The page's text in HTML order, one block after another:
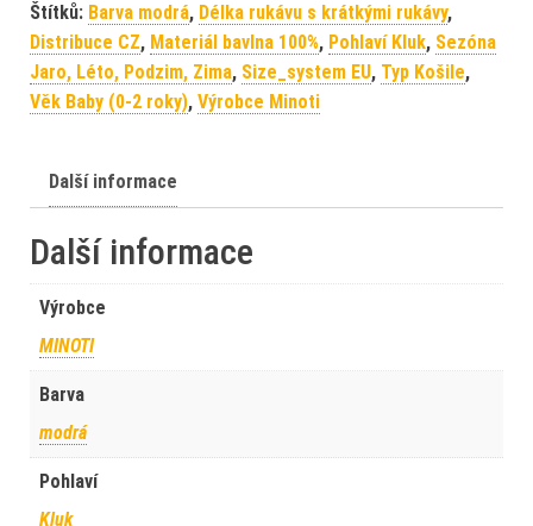
Štítků: Barva modrá, Délka rukávu s krátkými rukávy,
Distribuce CZ, Materiál bavlna 100%, Pohlaví Kluk, Sezóna
Jaro, Léto, Podzim, Zima, Size_system EU, Typ Košile,
Věk Baby (0-2 roky), Výrobce Minoti
Další informace
Další informace
Výrobce
MINOTI
Barva
modrá
Pohlaví
Kluk